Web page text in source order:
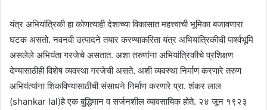
यंत्र अभियांत्रिकी हा कोणत्याही देशाच्या विकासात महत्त्वाची भूमिका बजावणारा
घटक असतो. नवनवी उत्पादने तयार करण्याकरिता यंत्र अभियांत्रिकीची पार्श्वभूमि
असलेले अभियंता गरजेचे असतात. अशा तरुणांना अभियांत्रिकीचे प्रशिक्षण
देण्यासाठीही विशेष व्यवस्था गरजेची असते. अशी व्यवस्था निर्माण करणारे तरुण
अभियंत्यांना शिकविण्यासाठीची संसाधने निर्माण करणारे प्रा. शंकर लाल
(shankar lal)हे एक बुद्धिमान व सर्जनशील व्यावसायिक होते. २४ जून १९२३